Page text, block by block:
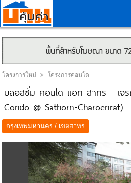
โครงการใหม่ โครงการคอนโด
บลอสซั่ม คอนโด แอท สาทร - เจ
Condo @ Sathorn-Charoenrat)
กรุงเทพมหานคร / เขตสาทร